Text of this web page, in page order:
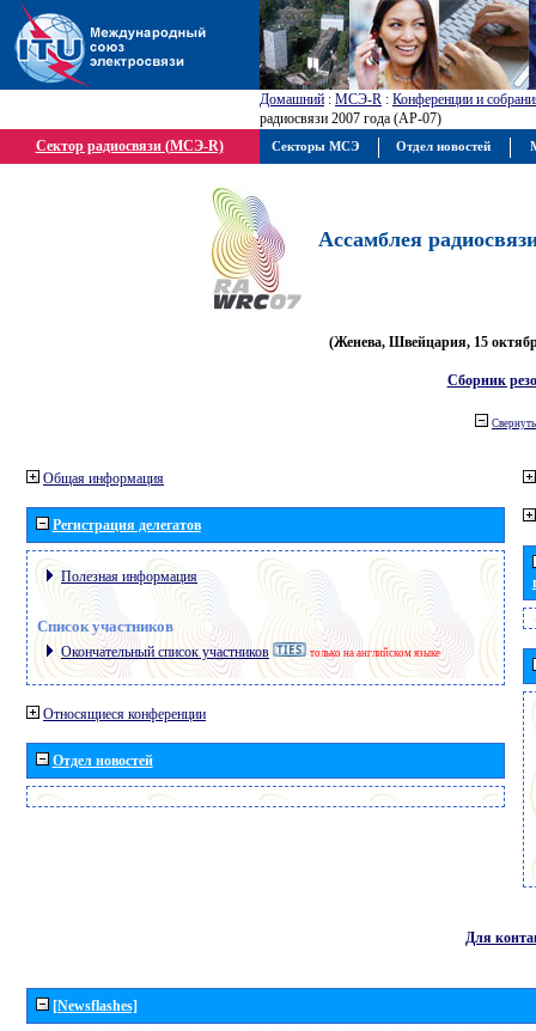
Домашний : МСЭ-R : Конференции и
радиосвязи 2007 года (АР-07)
Сектор радиосвязи (МСЭ-R)
Ассамблея
(Женева, Швейцария, 15
Сборник
Свернуть
Общая информация
Регистрация делегатов
Полезная информация
Список участников
Окончательный список участников только на английском языке
Относящиеся конференции
Отдел новостей
Для
[Newsflashes]
Секторы МСЭ Отдел новостей